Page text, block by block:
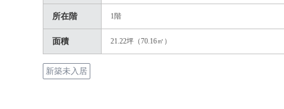
所在階 1階
面積 21.22坪（70.16㎡）
新築未入居